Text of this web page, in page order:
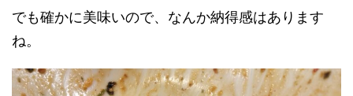
でも確かに美味いので、なんか納得感はあります
ね。